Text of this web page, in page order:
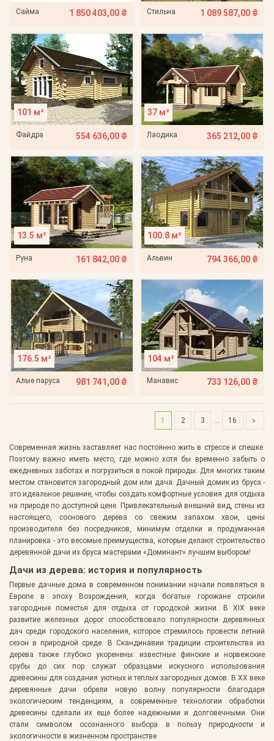
Сайма 1 850 403,00 ₴ Стильна 1 089 587,00 ₴
101 м²
Файдра 554 636,00 ₴
37 м²
Лаодика 365 212,00 ₴
13.5 м²
Руна 161 842,00 ₴
100.8 м²
Альвин 794 366,00 ₴
176.5 м²
Алые паруса 981 741,00 ₴
104 м²
Манавис 733 126,00 ₴
1 2 3 16
Современная жизнь заставляет нас постоянно жить в стрессе и спешке.
Поэтому важно иметь место, где можно хотя бы временно забыть о
ежедневных заботах и ​​погрузиться в покой природы. Для многих таким
местом становится загородный дом или дача. Дачный домик из бруса -
это идеальное решение, чтобы создать комфортные условия для отдыха
на природе по доступной цене. Привлекательный внешний вид, стены из
настоящего, соснового дерева со свежим запахом хвои, цены
производителя без посредников, минимум отделки и продуманная
планировка - это весомые преимущества, которые делают строительство
деревянной дачи из бруса мастерами «Доминант» лучшим выбором!
Дачи из дерева: история и популярность
Первые дачные дома в современном понимании начали появляться в
Европе в эпоху Возрождения, когда богатые горожане строили
загородные поместья для отдыха от городской жизни. В XIX веке
развитие железных дорог способствовало популярности деревянных
дач среди городского населения, которое стремилось провести летний
сезон в природной среде. В Скандинавии традиции строительства из
дерева также глубоко укоренены: известные финские и норвежские
срубы до сих пор служат образцами искусного использования
древесины для создания уютных и теплых загородных домов. В ХХ веке
деревянные дачи обрели новую волну популярности благодаря
экологическим тенденциям, а современные технологии обработки
древесины сделали их еще более надежными и долговечными. Они
стали символом осознанного выбора в пользу природности и
экологичности в жизненном пространстве.